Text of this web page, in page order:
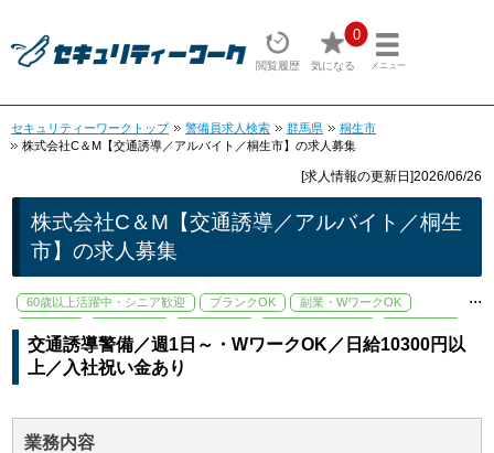
閲覧履歴
0
気になる メニュー
セキュリティーワークトップ 警備員求人検索 群馬県
桐生市
株式会社C＆M【交通誘導／アルバイト／桐生市】の求人募集
[求人情報の更新日]2026/06/26
株式会社C＆M【交通誘導／アルバイト／桐生
市】の求人募集
60歳以上活躍中・シニア歓迎 ブランクOK
副業・WワークOK
週1日～OK
...
交通誘導警備／週1日～・WワークOK／日給10300円以
上／入社祝い金あり
業務内容